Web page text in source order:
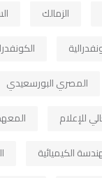
الزمالك
المصري البورسعيدي
للإعلام
الكيميائية